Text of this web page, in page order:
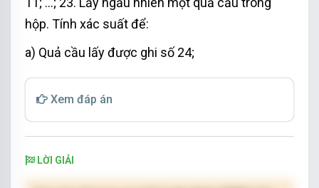
hộp. Tính xác suất để:
a) Quả cầu lấy được ghi số 24;
Xem đáp án
LỜI GIẢI